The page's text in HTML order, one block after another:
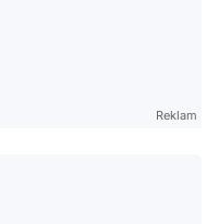
Reklam